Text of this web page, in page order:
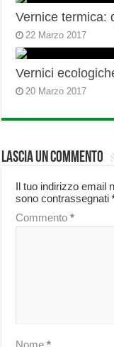
Vernice termica:
22 Marzo 2017
Vernici
20 Marzo 2017
Lascia un commento
Il tuo indirizzo email
sono contrassegnati
Commento*